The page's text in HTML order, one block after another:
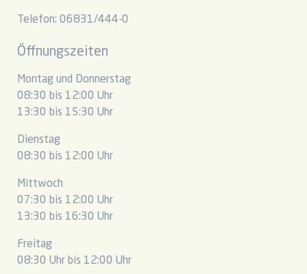
Telefon: 06831/444-0
Öffnungszeiten
Montag und Donnerstag
08:30 bis 12:00 Uhr
13:30 bis 15:30 Uhr
Dienstag
08:30 bis 12:00 Uhr
Mittwoch
07:30 bis 12:00 Uhr
13:30 bis 16:30 Uhr
Freitag
08:30 Uhr bis 12:00 Uhr